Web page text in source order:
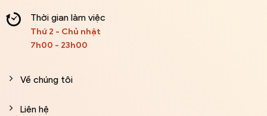
Thời gian làm việc
Thứ 2 - Chủ nhật
7h00 - 23h00
Về chúng tôi
Liên hệ